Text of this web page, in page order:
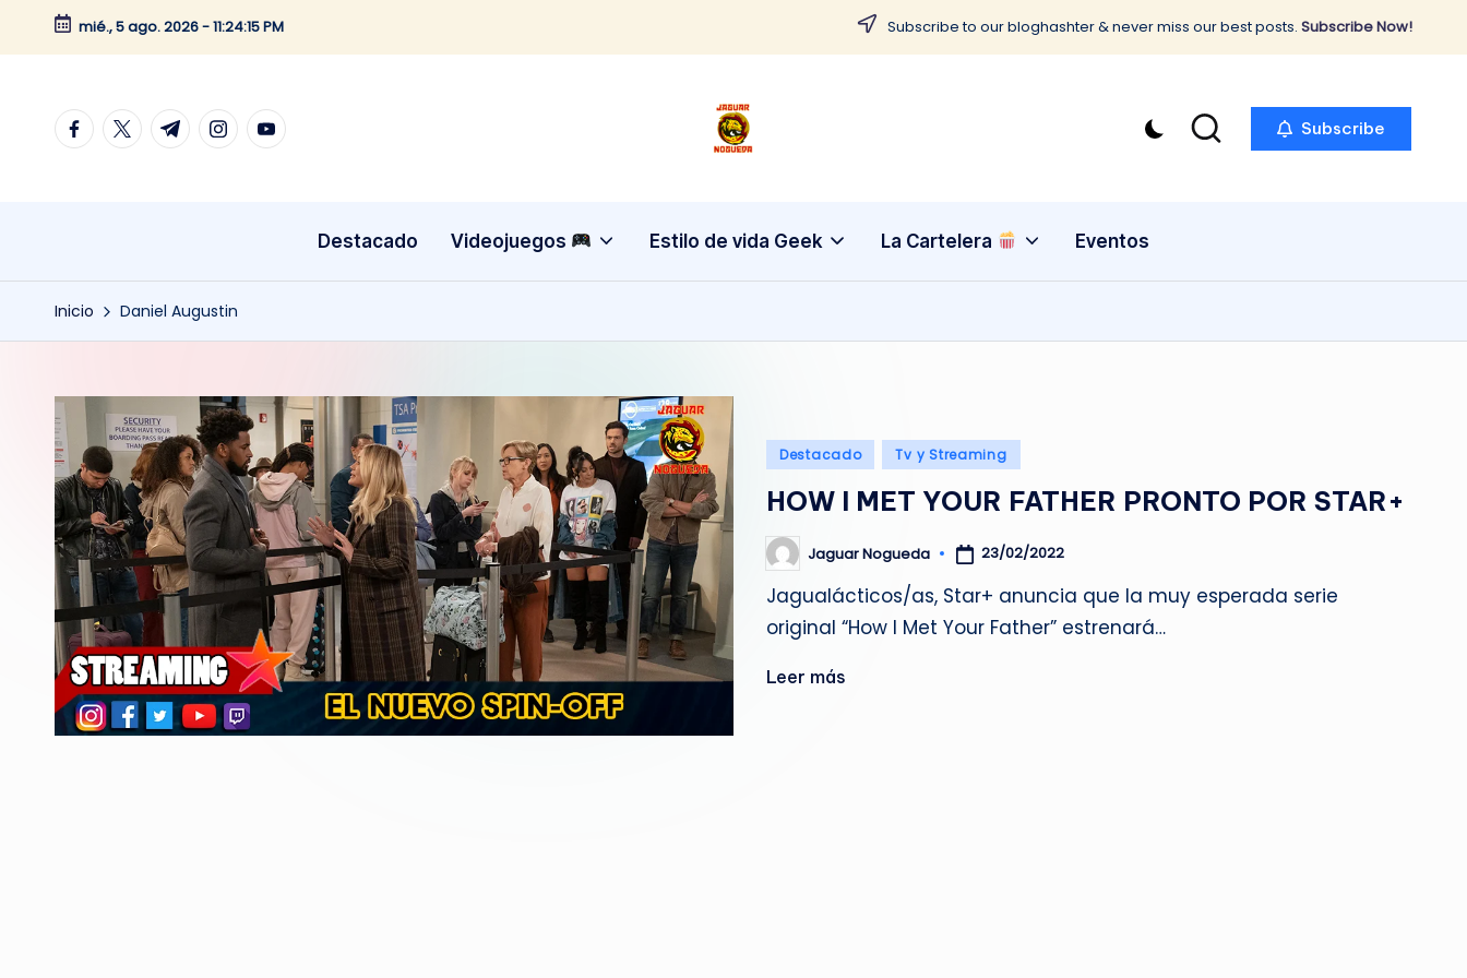
Saltar
contenido
mié., 5 ago. 2026-11:24:16 PM Subscribe to our bloghashter & never miss our best posts. Subscribe Now!
facebook.com
twitter.com
t.me instagram.com
youtube.com
J
g
u
a
g
d
CONTENIDO
Subscribe
Destacado Videojuegos Estilo de vida Geek La Cartelera Eventos
Inicio Daniel Augustin
Publicado
Destacado Tv y Streaming
HOW I MET YOUR FATHER PRONTO POR STAR+
Publicado
por
Jaguar Nogueda 23/02/2022
Jagualácticos/as, Star+ anuncia que la muy esperada serie
original “How I Met Your Father” estrenará…
Leer más